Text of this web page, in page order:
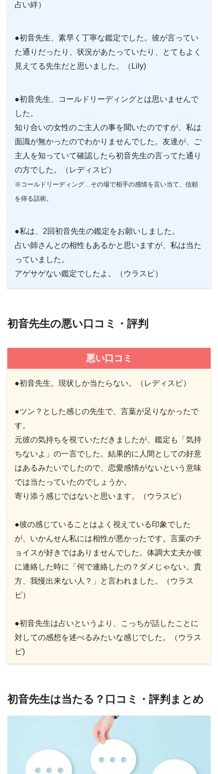
占い絆）
●初音先生、素早く丁寧な鑑定でした。彼が言ってい
た通りだったり、状況があたっていたり、とてもよく
見えてる先生だと思いました。（Lily)
●初音先生、コールドリーディングとは思いませんで
した。
知り合いの女性のご主人の事を聞いたのですが、私は
面識が無かったのでわかりませんでした。友達が、ご
主人を知っていて確認したら初音先生の言ってた通り
の方でした。（レディスピ）
※コールドリーディング…その場で相手の感情を言い当て、信頼
を得る話術。
●私は、2回初音先生の鑑定をお願いしました。
占い師さんとの相性もあるかと思いますが、私は当た
っていました。
アゲサゲない鑑定でしたよ。（ウラスピ）
初音先生の悪い口コミ・評判
悪い口コミ
●初音先生。現状しか当たらない。（レディスピ）
●ツン？とした感じの先生で、言葉が足りなかったで
す。
元彼の気持ちを視ていただきましたが、鑑定も「気持
ちないよ」の一言でした。結果的に人間としての好意
はあるみたいでしたので、恋愛感情がないという意味
では当たっていたのでしょうか。
寄り添う感じではないと思います。（ウラスピ）
●彼の感じていることはよく視えている印象でした
が、いかんせん私には相性が悪かったです。言葉のチ
ョイスが好きではありませんでした。体調大丈夫か彼
に連絡した時に「何で連絡したの？ダメじゃない。貴
方、我慢出来ない人？」と言われました。（ウラス
ピ）
●初音先生は占いというより、こっちが話したことに
対しての感想を述べるみたいな感じでした。（ウラス
ピ)
初音先生は当たる？口コミ・評判まとめ